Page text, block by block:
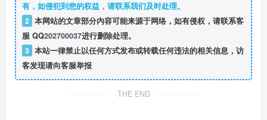
有，如侵犯到您的权益，请联系我们及时处理。
2 本网站的文章部分内容可能来源于网络，如有侵权，请联系客
服 QQ202700037进行删除处理。
3 本站一律禁止以任何方式发布或转载任何违法的相关信息，访
客发现请向客服举报
THE END